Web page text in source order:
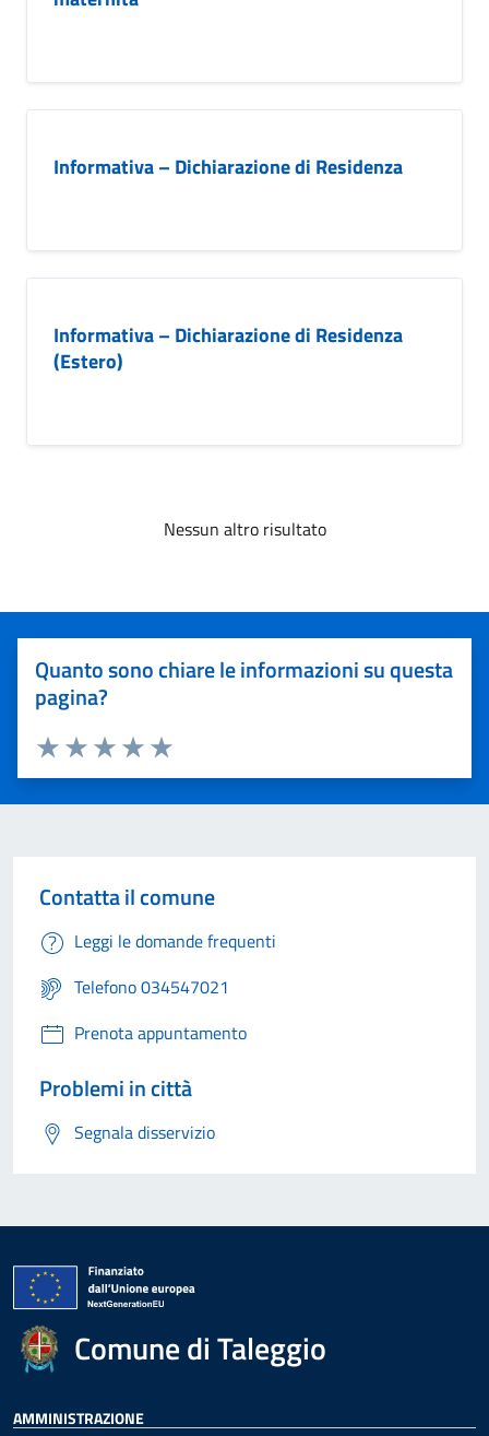
Informativa – Dichiarazione di Residenza
Informativa – Dichiarazione di Residenza
(Estero)
Nessun altro risultato
Quanto sono chiare le informazioni su questa
pagina?
Valuta 5 stelle su 5
Valuta 4 stelle su 5
Valuta 3 stelle su 5
Valuta 2 stelle su 5
Valuta 1 stelle su 5
Contatta il comune
Leggi le domande frequenti
Telefono 034547021
Prenota appuntamento
Problemi in città
Segnala disservizio
Comune di Taleggio
AMMINISTRAZIONE